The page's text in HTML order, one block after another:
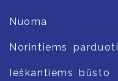
Nuoma
Norintiems parduoti
Ieškantiems būsto